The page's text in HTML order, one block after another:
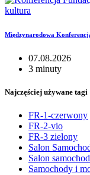
kultura
Międzynarodowa
07.08.2026
3 minuty
Najczęściej używane tagi
FR-1-czerwony
FR-2-vio
FR-3 zielony
Salon
Salon
Samochody i